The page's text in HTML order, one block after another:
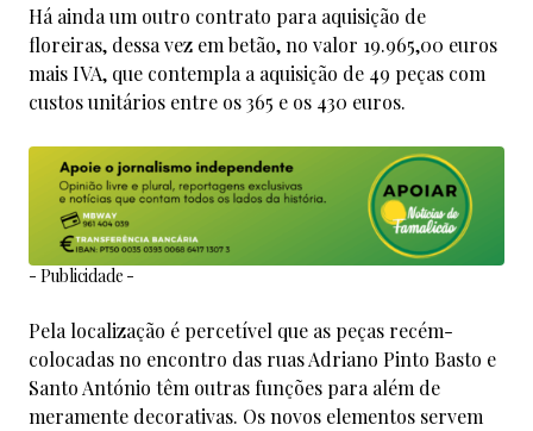
Há ainda um outro contrato para aquisição de
floreiras, dessa vez em betão, no valor 19.965,00 euros
mais IVA, que contempla a aquisição de 49 peças com
custos unitários entre os 365 e os 430 euros.
- Publicidade -
Pela localização é percetível que as peças recém-
colocadas no encontro das ruas Adriano Pinto Basto e
Santo António têm outras funções para além de
meramente decorativas. Os novos elementos servem